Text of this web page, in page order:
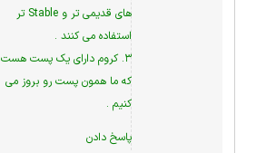
های قدیمی تر و Stable تر
استفاده می کنند .
۳. کروم دارای یک پست هست
که ما همون پست رو بروز می
کنیم .
پاسخ دادن